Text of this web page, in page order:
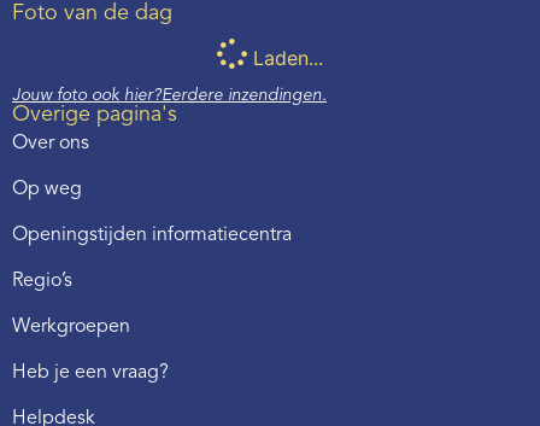
Foto van de dag
Laden...
Jouw foto ook hier?Eerdere inzendingen.
Overige pagina's
Over ons
Op weg
Openingstijden informatiecentra
Regio’s
Werkgroepen
Heb je een vraag?
Helpdesk